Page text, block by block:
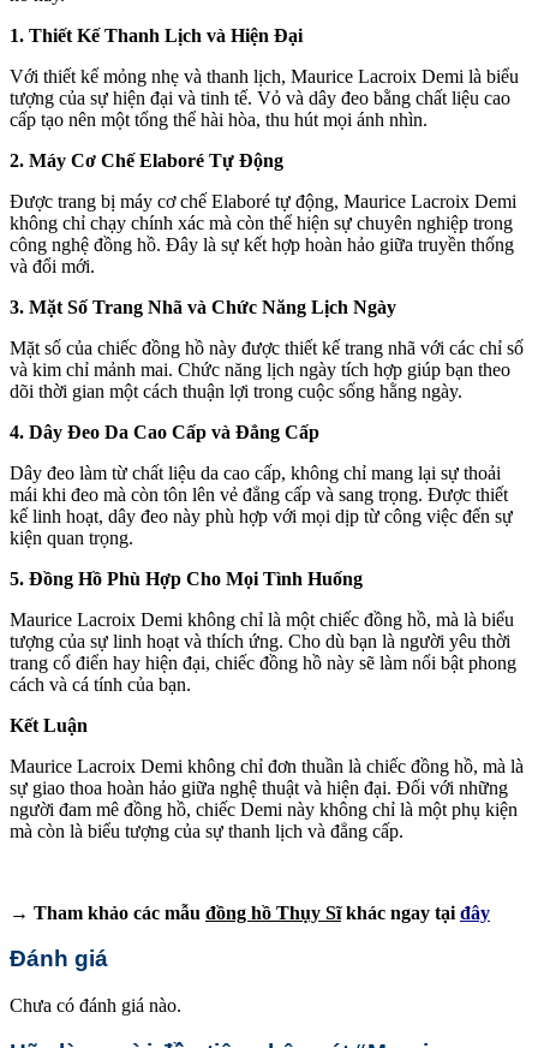
1. Thiết Kế Thanh Lịch và Hiện Đại
Với thiết kế mỏng nhẹ và thanh lịch, Maurice Lacroix Demi là biểu
tượng của sự hiện đại và tinh tế. Vỏ và dây đeo bằng chất liệu cao
cấp tạo nên một tổng thể hài hòa, thu hút mọi ánh nhìn.
2. Máy Cơ Chế Elaboré Tự Động
Được trang bị máy cơ chế Elaboré tự động, Maurice Lacroix Demi
không chỉ chạy chính xác mà còn thể hiện sự chuyên nghiệp trong
công nghệ đồng hồ. Đây là sự kết hợp hoàn hảo giữa truyền thống
và đổi mới.
3. Mặt Số Trang Nhã và Chức Năng Lịch Ngày
Mặt số của chiếc đồng hồ này được thiết kế trang nhã với các chỉ số
và kim chỉ mảnh mai. Chức năng lịch ngày tích hợp giúp bạn theo
dõi thời gian một cách thuận lợi trong cuộc sống hằng ngày.
4. Dây Đeo Da Cao Cấp và Đẳng Cấp
Dây đeo làm từ chất liệu da cao cấp, không chỉ mang lại sự thoải
mái khi đeo mà còn tôn lên vẻ đẳng cấp và sang trọng. Được thiết
kế linh hoạt, dây đeo này phù hợp với mọi dịp từ công việc đến sự
kiện quan trọng.
5. Đồng Hồ Phù Hợp Cho Mọi Tình Huống
Maurice Lacroix Demi không chỉ là một chiếc đồng hồ, mà là biểu
tượng của sự linh hoạt và thích ứng. Cho dù bạn là người yêu thời
trang cổ điển hay hiện đại, chiếc đồng hồ này sẽ làm nổi bật phong
cách và cá tính của bạn.
Kết Luận
Maurice Lacroix Demi không chỉ đơn thuần là chiếc đồng hồ, mà là
sự giao thoa hoàn hảo giữa nghệ thuật và hiện đại. Đối với những
người đam mê đồng hồ, chiếc Demi này không chỉ là một phụ kiện
mà còn là biểu tượng của sự thanh lịch và đẳng cấp.
→ Tham khảo các mẫu đồng hồ Thụy Sĩkhác ngay tại đây
Đánh giá
Chưa có đánh giá nào.